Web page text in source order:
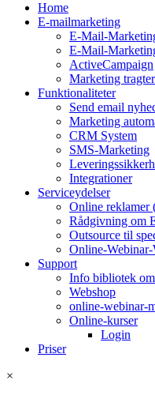
Home
E-mailmarketing
E-Mail-
E-Mail-
ActiveCampaign
Marketing tragter
Funktionaliteter
Send email
Marketing
CRM System
SMS-Marketing
Integrationer
Serviceydelser
Online reklamer
Rådgivning om
Outsource til
Online-
Support
Info bibliotek
Webshop
online-webinar-
Online-kurser
Login
Priser
×